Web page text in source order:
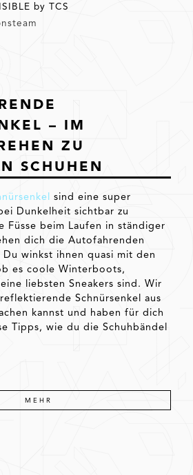
by TCS
– IM
ZU
SCHUHEN
sind eine super
Dunkelheit sichtbar zu
Füsse beim Laufen in ständiger
dich die Autofahrenden
winkst ihnen quasi mit den
es coole Winterboots,
liebsten Sneakers sind. Wir
Schnürsenkel aus
kannst und haben für dich
Tipps, wie du die Schuhbändel
MEHR